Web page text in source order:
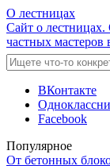
О лестницах
Сайт о
частных мастеров
ВКонтакте
Facebook
Популярное
От бетонных